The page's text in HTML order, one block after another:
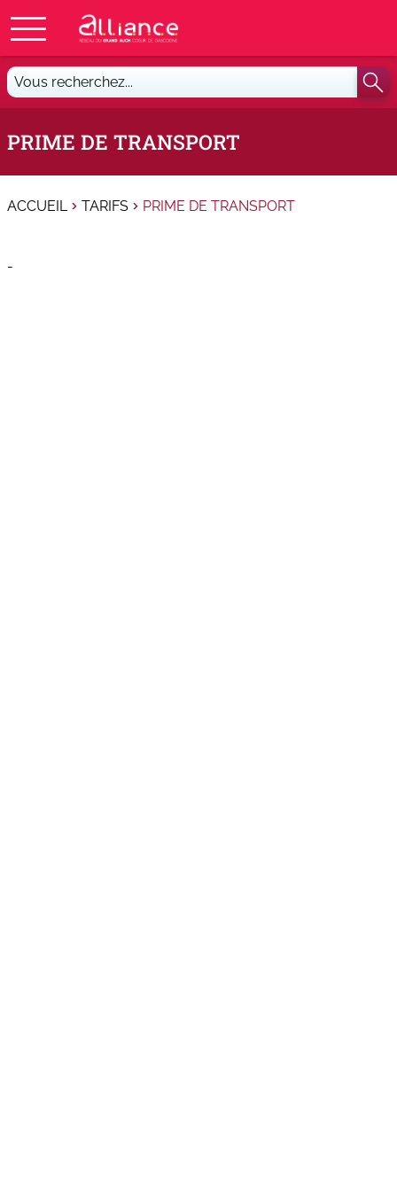
Vous
recherchez...
PRIME DE TRANSPORT
ACCUEIL TARIFS PRIME DE TRANSPORT
-